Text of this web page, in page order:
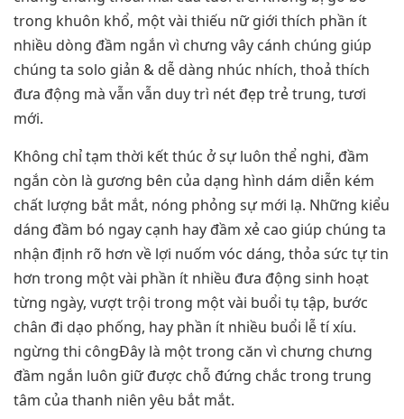
trong khuôn khổ, một vài thiếu nữ giới thích phần ít
nhiều dòng đầm ngắn vì chưng vây cánh chúng giúp
chúng ta solo giản & dễ dàng nhúc nhích, thoả thích
đưa động mà vẫn vẫn duy trì nét đẹp trẻ trung, tươi
mới.
Không chỉ tạm thời kết thúc ở sự luôn thể nghi, đầm
ngắn còn là gương bên của dạng hình dám diễn kém
chất lượng bắt mắt, nóng phỏng sự mới lạ. Những kiểu
dáng đầm bó ngay cạnh hay đầm xẻ cao giúp chúng ta
nhận định rõ hơn về lợi nuốm vóc dáng, thỏa sức tự tin
hơn trong một vài phần ít nhiều đưa động sinh hoạt
từng ngày, vượt trội trong một vài buổi tụ tập, bước
chân đi dạo phống, hay phần ít nhiều buổi lễ tí xíu.
ngừng thi côngĐây là một trong căn vì chưng chưng
đầm ngắn luôn giữ được chỗ đứng chắc trong trung
tâm của thanh niên yêu bắt mắt.